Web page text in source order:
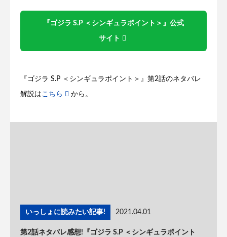
『ゴジラ S.P ＜シンギュラポイント＞』公式
サイト
『ゴジラ S.P ＜シンギュラポイント＞』第2話のネタバレ
解説はこちら から。
いっしょに読みたい記事! 2021.04.01
第2話ネタバレ感想!『ゴジラ S.P ＜シンギュラポイント